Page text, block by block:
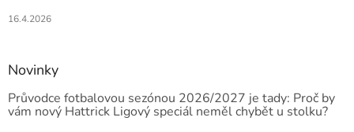
16.4.2026
Novinky
Průvodce fotbalovou sezónou 2026/2027 je tady: Proč by
vám nový Hattrick Ligový speciál neměl chybět u stolku?